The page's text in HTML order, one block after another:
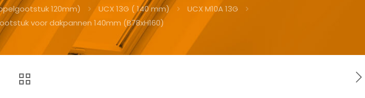
120mm) UCX 13G ( 140 mm)
UCX M10A 13G
voor dakpannen 140mm (B78xH160)